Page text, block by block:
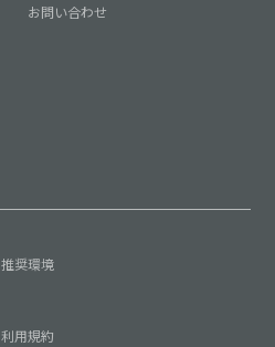
お問い合わせ
推奨環境
利用規約